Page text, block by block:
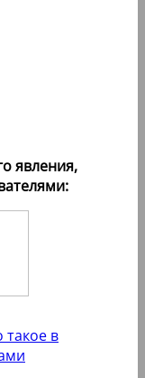
явления,
такое в